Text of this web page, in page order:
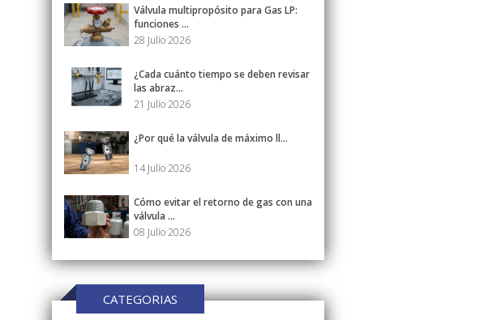
Válvula multipropósito para Gas LP:
funciones ...
28 Julio 2026
¿Cada cuánto tiempo se deben revisar
las abraz...
21 Julio 2026
¿Por qué la válvula de máximo ll...
14 Julio 2026
Cómo evitar el retorno de gas con una
válvula ...
08 Julio 2026
CATEGORIAS